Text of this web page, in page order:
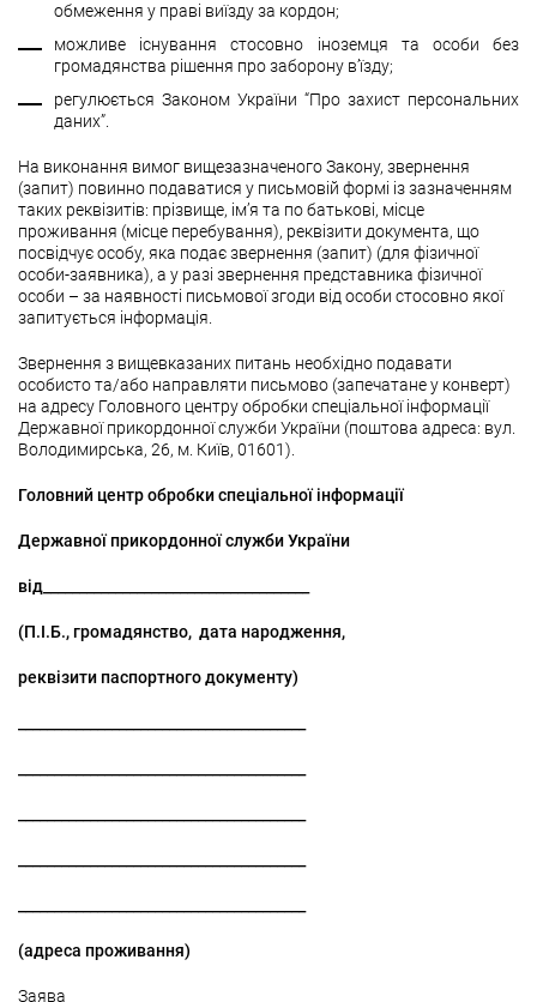
обмеження у праві виїзду за кордон;
можливе існування стосовно іноземця та особи без
громадянства рішення про заборону в’їзду;
регулюється Законом України “Про захист персональних
даних”.
На виконання вимог вищезазначеного Закону, звернення
(запит) повинно подаватися у письмовій формі із зазначенням
таких реквізитів: прізвище, ім’я та по батькові, місце
проживання (місце перебування), реквізити документа, що
посвідчує особу, яка подає звернення (запит) (для фізичної
особи-заявника), а у разі звернення представника фізичної
особи – за наявності письмової згоди від особи стосовно якої
запитується інформація.
Звернення з вищевказаних питань необхідно подавати
особисто та/або направляти письмово (запечатане у конверт)
на адресу Головного центру обробки спеціальної інформації
Державної прикордонної служби України (поштова адреса: вул.
Володимирська, 26, м. Київ, 01601).
Головний центр обробки спеціальної інформації
Державної прикордонної служби України
від_____________________________________
(П.І.Б., громадянство, дата народження,
реквізити паспортного документу)
(адреса проживання)
Заява